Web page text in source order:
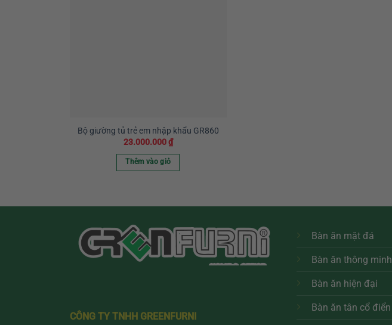
Bộ giường tủ trẻ em nhập khẩu GR860
23.000.000₫
Thêm vào giỏ
CÔNG TY TNHH GREENFURNI
Bàn ăn mặt đá
Bàn ăn thông minh
Bàn ăn hiện đại
Bàn ăn tân cổ điển